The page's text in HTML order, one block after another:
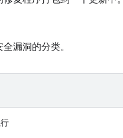
漏洞的分类。